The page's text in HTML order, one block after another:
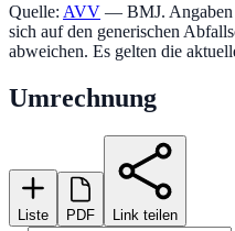
Quelle: AVV — BMJ. Angaben
sich auf den generischen
abweichen. Es gelten die
Umrechnung
Liste PDF Link teilen